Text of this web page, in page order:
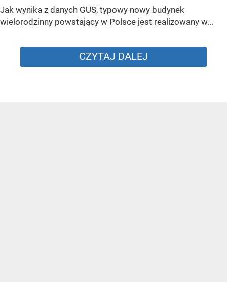
Jak wynika z danych GUS, typowy nowy budynek
wielorodzinny powstający w Polsce jest realizowany w...
CZYTAJ DALEJ